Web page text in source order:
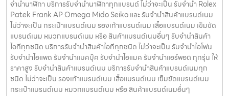
จำนำนาฬิกา บริการรับจำนำนาฬิกาทุกแบรนด์ ไม่ว่าจะเป็น รับจำนำ Rolex
Patek Frank AP Omega Mido Seiko และ รับจำนำสินค้าแบรนด์เนม
ไม่ว่าจะเป็น กระเป๋าแบรนด์เนม รองเท้าแบรนด์เนม เสื้อแบรนด์เนม เข็มขัด
แบรนด์เนม หมวกแบรนด์เนม หรือ สินค้าแบรนด์เนมอื่นๆ รับจำนำสินค้า
ไอทีทุกชนิด บริการรับจำนำสินค้าไอทีทุกชนิด ไม่ว่าจะเป็น รับจำนำไอโฟน
รับจำนำไอแพด รับจำนำแมคบุ๊ค รับจำนำไอแมค รับจำนำแอร์พอต ทุกรุ่น ให้
ราคาสูง รับจำนำสินค้าแบรนด์เนม บริการรับจำนำสินค้าแบรนด์เนมทุก
ชนิด ไม่ว่าจะเป็น รองเท้าแบรนด์เนม เสื้อแบรนด์เนม เข็มขัดแบรนด์เนม
กระเป๋าแบรนด์เนม หมวกแบรนด์เนม หรือ สินค้าแบรนด์เนมอื่นๆ